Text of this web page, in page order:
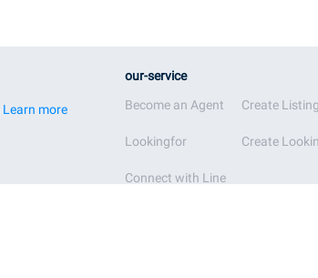
Learn more
our-service
Become an Agent
Lookingfor
Connect with Line
Create Listing
Create